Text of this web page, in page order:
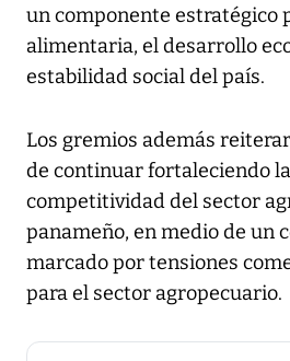
un componente estratégico
alimentaria, el desarrollo
estabilidad social del país.
Los gremios además
de continuar fortaleciendo
competitividad del sector
panameño, en medio de un
marcado por tensiones
para el sector agropecuario.